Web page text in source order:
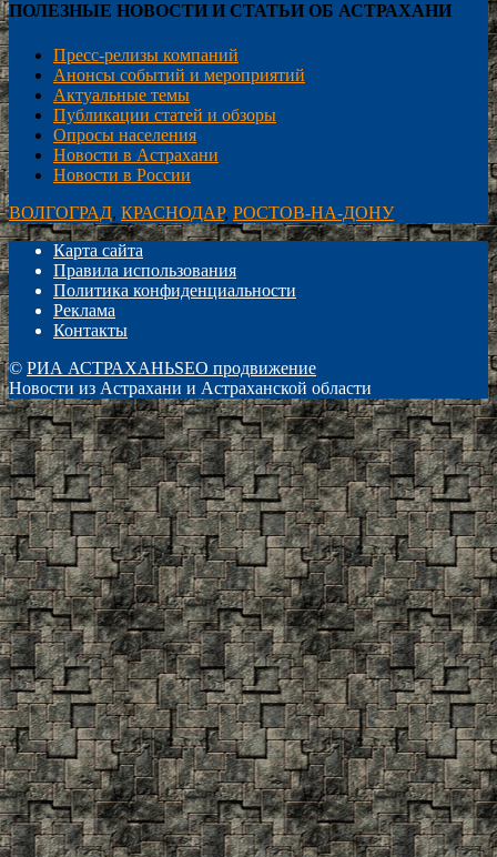
ПОЛЕЗНЫЕ НОВОСТИ И СТАТЬИ ОБ АСТРАХАНИ
Пресс-релизы компаний
Анонсы событий и мероприятий
Актуальные темы
Публикации статей и обзоры
Опросы населения
Новости в Астрахани
Новости в России
ВОЛГОГРАД, КРАСНОДАР, РОСТОВ-НА-ДОНУ
Карта сайта
Правила использования
Политика конфиденциальности
Реклама
Контакты
© РИА АСТРАХАНЬSEO продвижение
Новости из Астрахани и Астраханской области